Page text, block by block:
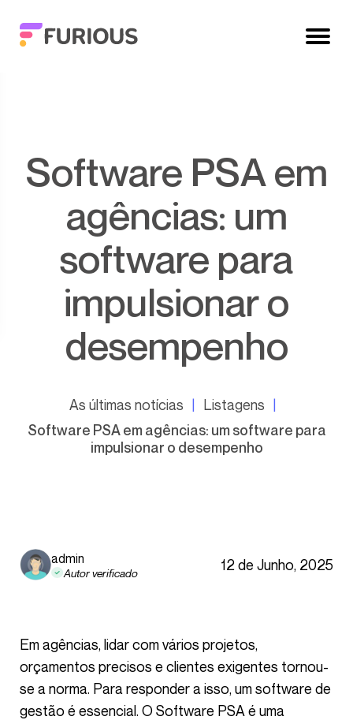
Software PSA em
agências: um
software para
impulsionar o
desempenho
As últimas notícias
Listagens
Software PSA em agências: um software para
impulsionar o desempenho
admin
Autor verificado 12 de Junho, 2025
Em agências, lidar com vários projetos,
orçamentos precisos e clientes exigentes tornou-
se a norma. Para responder a isso, um software de
gestão é essencial. O Software PSA é uma